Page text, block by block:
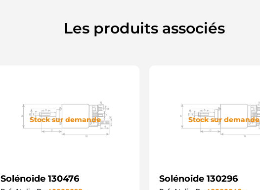
Les produits associés
Stock sur demande
Solénoide 130476
Stock sur demande
Solénoide 130296